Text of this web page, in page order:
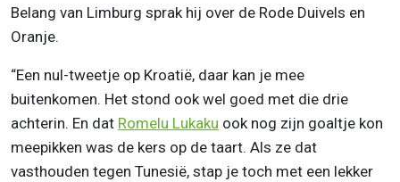
Belang van Limburg sprak hij over de Rode Duivels en
Oranje.
“Een nul-tweetje op Kroatië, daar kan je mee
buitenkomen. Het stond ook wel goed met die drie
achterin. En dat Romelu Lukaku ook nog zijn goaltje kon
meepikken was de kers op de taart. Als ze dat
vasthouden tegen Tunesië, stap je toch met een lekker